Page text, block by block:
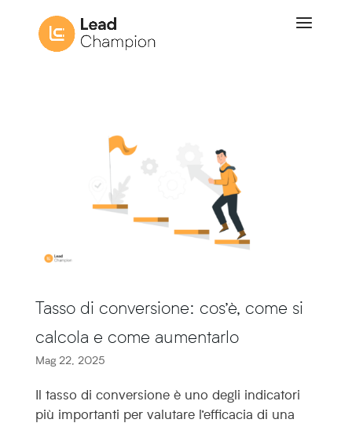
Tasso di conversione: cos’è, come si
calcola e come aumentarlo
Mag 22, 2025
Il tasso di conversione è uno degli indicatori
più importanti per valutare l’efficacia di una